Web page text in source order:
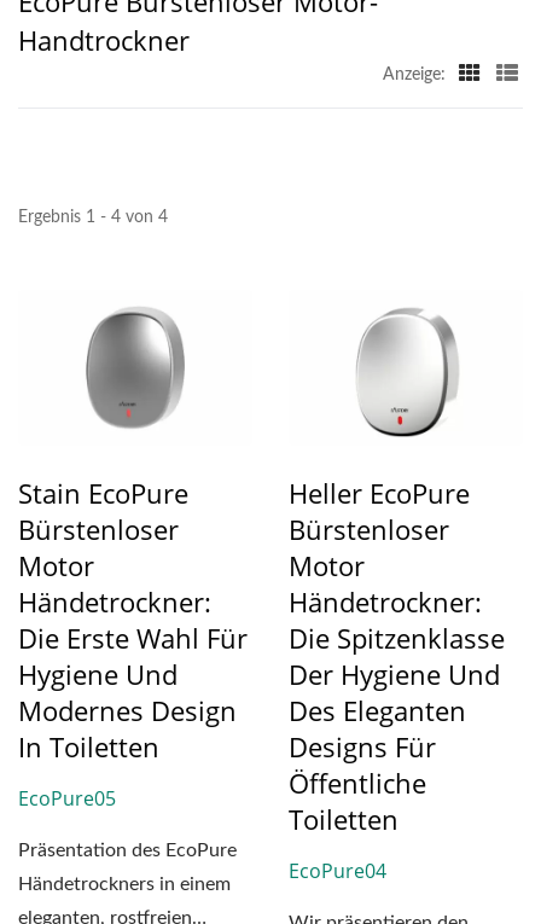
Handtrockner
Anzeige:
Ergebnis 1 - 4 von 4
Stain EcoPure
Bürstenloser
Motor
Händetrockner:
Die Erste Wahl Für
Hygiene Und
Modernes Design
In Toiletten
EcoPure05
Präsentation des EcoPure
Händetrockners in einem
eleganten, rostfreien
Heller EcoPure
Bürstenloser
Motor
Händetrockner:
Die Spitzenklasse
Der Hygiene Und
Des Eleganten
Designs Für
Öffentliche
Toiletten
EcoPure04